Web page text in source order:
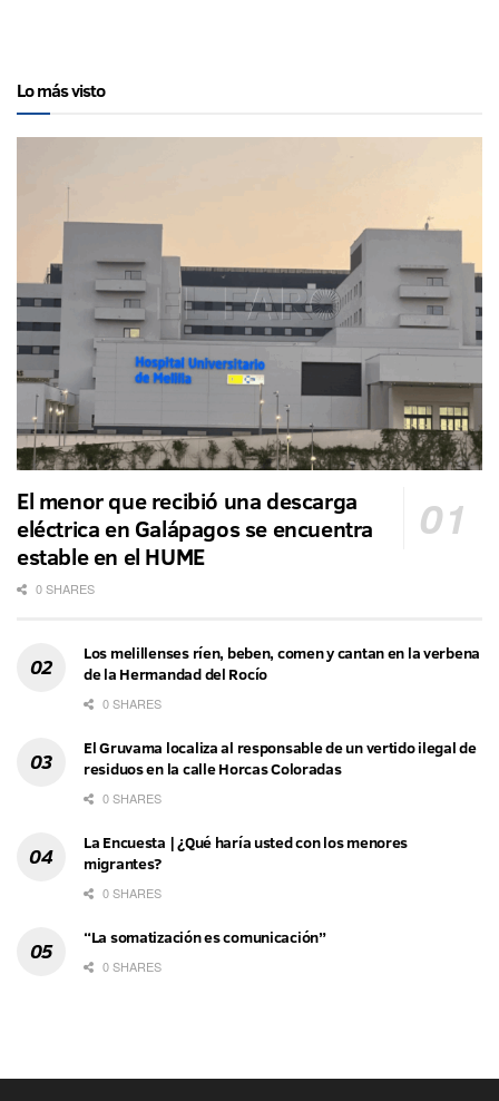
Lo más visto
El menor que recibió una descarga
eléctrica en Galápagos se encuentra
estable en el HUME
0 SHARES
Los melillenses ríen, beben, comen y cantan en la verbena
de la Hermandad del Rocío
0 SHARES
El Gruvama localiza al responsable de un vertido ilegal de
residuos en la calle Horcas Coloradas
0 SHARES
La Encuesta | ¿Qué haría usted con los menores
migrantes?
0 SHARES
“La somatización es comunicación”
0 SHARES